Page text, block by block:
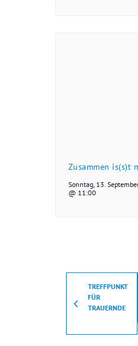
Zusammen is(s)t
Sonntag, 13.
@ 11:00
TREFFPUNKT
FÜR
TRAUERNDE